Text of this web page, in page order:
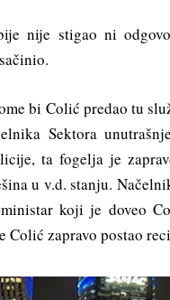
nije stigao ni
bi Colić predao tu
Sektora
ta fogelja je
u v.d. stanju.
koji je doveo
Colić zapravo postao